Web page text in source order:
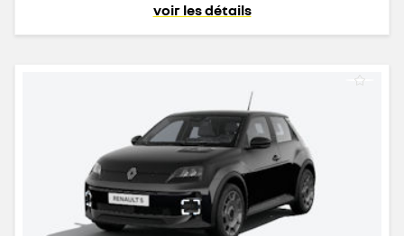
voir les détails